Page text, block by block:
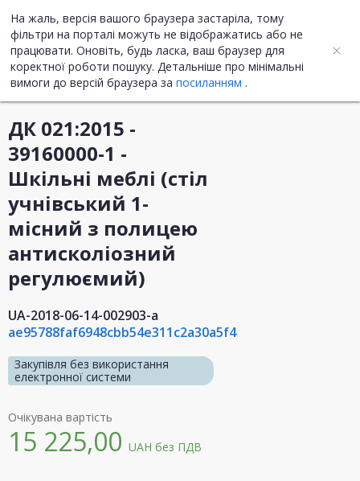
На жаль, версія вашого браузера застаріла, тому
фільтри на порталі можуть не відображатись або не
працювати. Оновіть, будь ласка, ваш браузер для
коректної роботи пошуку. Детальніше про мінімальні
вимоги до версій браузера за посиланням .
UA ENG
Інформація про закупівлю
ДК 021:2015 -
39160000-1 -
Шкільні меблі (стіл
учнівський 1-
місний з полицею
антисколіозний
регулюємий)
UA-2018-06-14-002903-a
ae95788faf6948cbb54e311c2a30a5f4
Закупівля без використання
електронної системи
Очікувана вартість
15 225,00 UAH без ПДВ